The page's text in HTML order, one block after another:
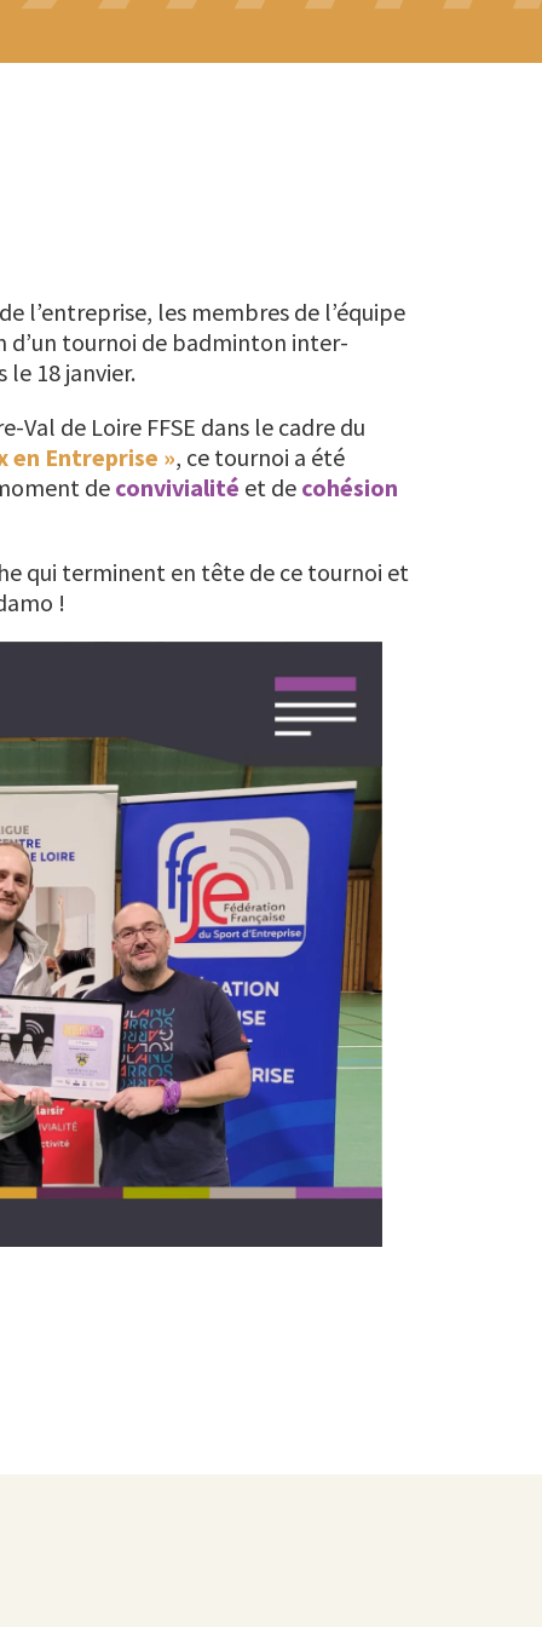
l’entreprise, les membres de l’équipe
d’un tournoi de badminton inter-
le 18 janvier.
Val de Loire FFSE dans le cadre du
en Entreprise », ce tournoi a été
de convivialité et de cohésion
qui terminent en tête de ce tournoi et
!